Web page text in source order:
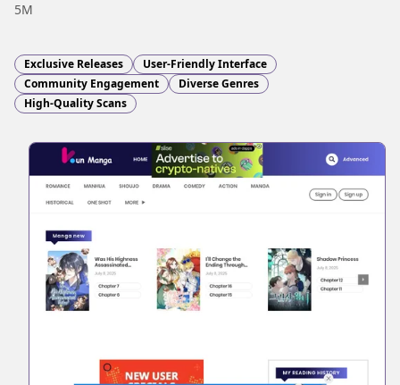
5M
Exclusive Releases
User-Friendly Interface
Community Engagement
Diverse Genres
High-Quality Scans